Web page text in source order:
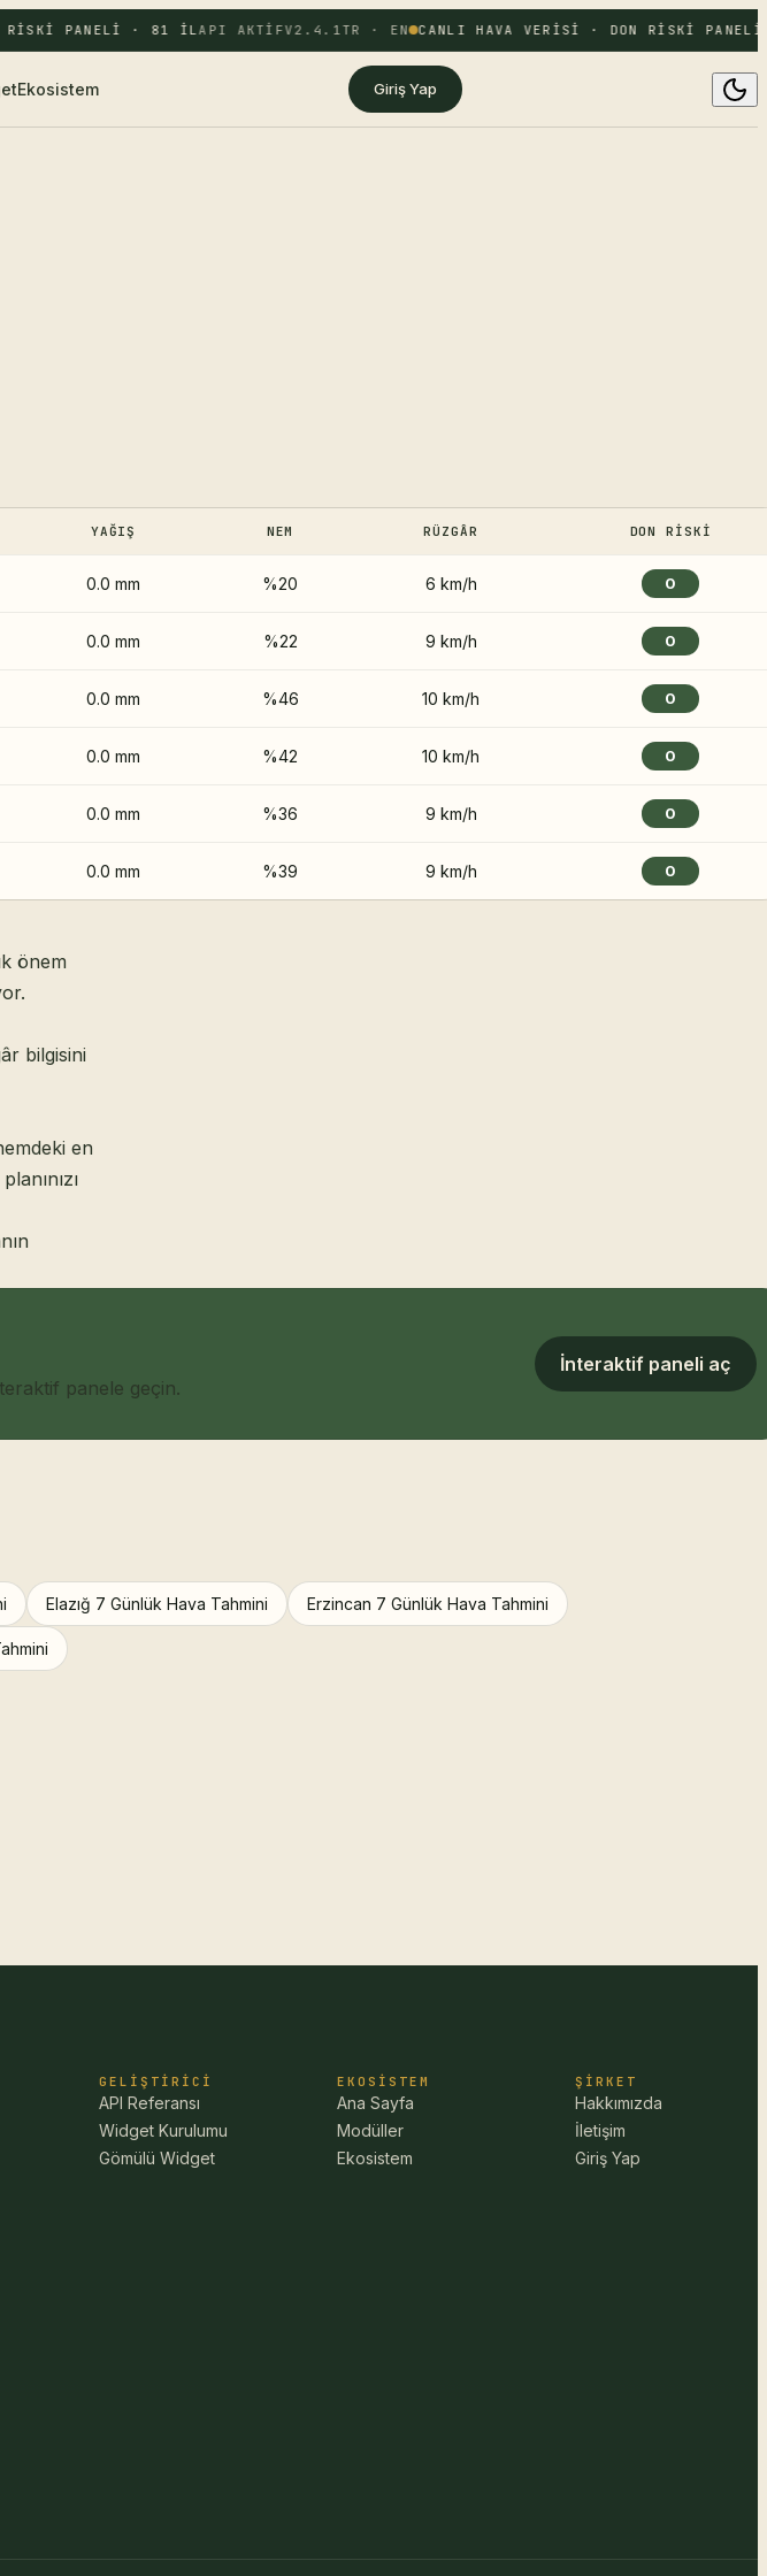
RISKI PANELI · 81 ILAPI AKTIF V2.4.1 TR · EN CANLI HAVA VERISI · DON RISKI
Ekosistem Giriş Yap
YAĞIŞ NEM RÜZGÂR DON RISKI
0.0 mm %20 6 km/h 0
0.0 mm %22 9 km/h 0
0.0 mm %46 10 km/h 0
0.0 mm %42 10 km/h 0
0.0 mm %36 9 km/h 0
0.0 mm %39 9 km/h 0
önem
bilgisini
en
panele geçin.
İnteraktif paneli aç
Elazığ 7 Günlük Hava Tahmini Erzincan 7 Günlük Hava Tahmini
GELIŞTIRICI
API Referansı
Widget Kurulumu
Gömülü Widget
EKOSISTEM
Ana Sayfa
Modüller
Ekosistem
ŞIRKET
Hakkımızda
İletişim
Giriş Yap